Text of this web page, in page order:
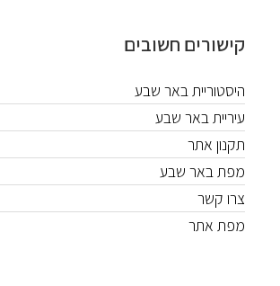
קישורים חשובים
היסטוריית באר שבע
עיריית באר שבע
תקנון אתר
מפת באר שבע
צרו קשר
מפת אתר